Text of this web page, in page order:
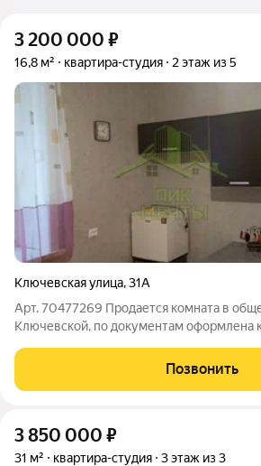
3 200 000 ₽
16,8 м² квартира-студия 2 этаж из 5
Ключевская улица,31А
Арт. 70477269 Продается комната в
Ключевской, по документам оформлена
16.8 кв.м. В самом центре города,
необходимые для жизни
Позвонить
3 850 000 ₽
31 м² квартира-студия 3 этаж из 3